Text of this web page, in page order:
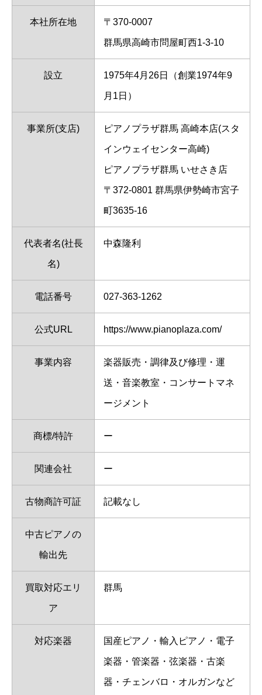
本社所在地 〒370-0007
群馬県高崎市問屋町西1-3-10
設立 1975年4月26日（創業1974年9
月1日）
事業所(支店) ピアノプラザ群馬 高崎本店(スタ
インウェイセンター高崎)
ピアノプラザ群馬 いせさき店
〒372-0801 群馬県伊勢崎市宮子
町3635-16
代表者名(社長
名)
中森隆利
電話番号 027-363-1262
公式URL https://www.pianoplaza.com/
事業内容 楽器販売・調律及び修理・運
送・音楽教室・コンサートマネ
ージメント
商標/特許 ー
関連会社 ー
古物商許可証 記載なし
中古ピアノの
輸出先
買取対応エリ
ア
群馬
対応楽器 国産ピアノ・輸入ピアノ・電子
楽器・管楽器・弦楽器・古楽
器・チェンバロ・オルガンなど